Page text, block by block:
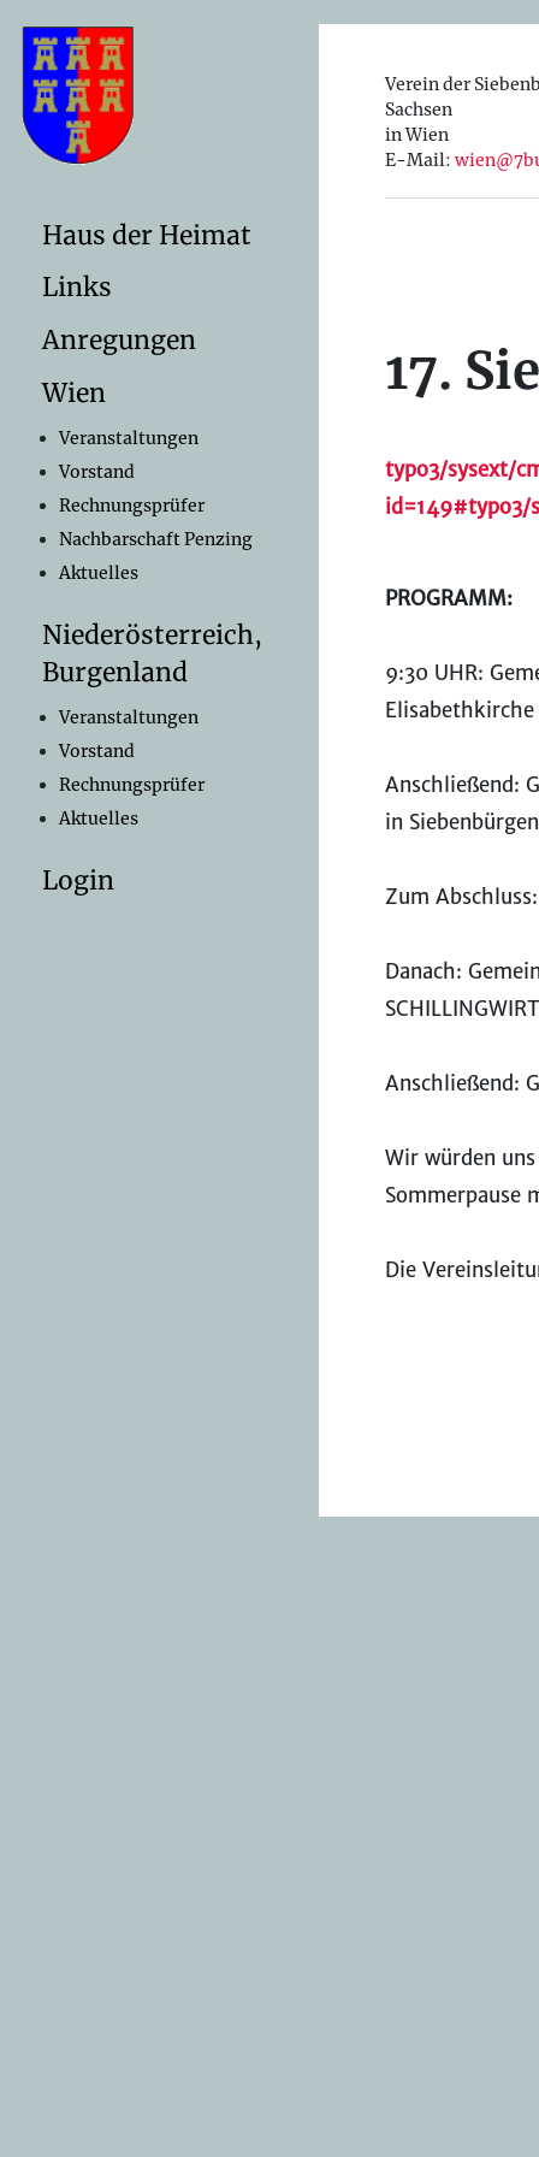
Haus der Heimat
Links
Anregungen
Wien
Veranstaltungen
Vorstand
Rechnungsprüfer
Nachbarschaft Penzing
Aktuelles
Niederösterreich,
Burgenland
Veranstaltungen
Vorstand
Rechnungsprüfer
Aktuelles
Login
Verein der
Sachsen
in Wien
E-Mail:
17.
typo3/sysext/
id=149#typo3/
PROGRAMM:
9:30 UHR:
Anschließend:
in
Zum Abschluss:
Danach:
Anschließend:
Wir würden
Sommerpause
Die